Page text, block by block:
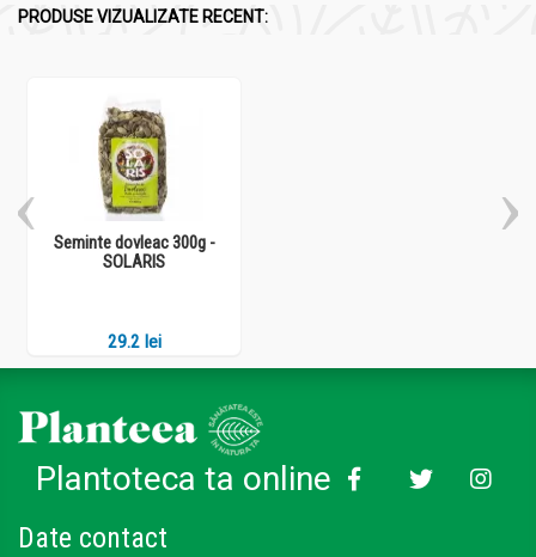
PRODUSE VIZUALIZATE RECENT:
Seminte dovleac 300g -
SOLARIS
29.2 lei
Plantoteca ta online
Date contact